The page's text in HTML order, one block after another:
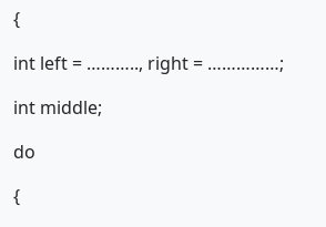
{
int left = ……….., right = ……………;
int middle;
do
{